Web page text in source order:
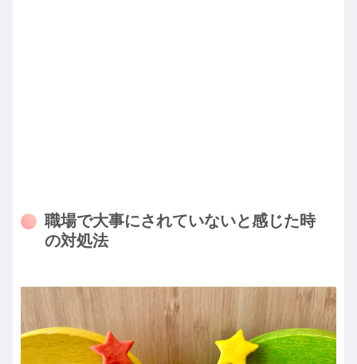
職場で大事にされていないと感じた時
の対処法